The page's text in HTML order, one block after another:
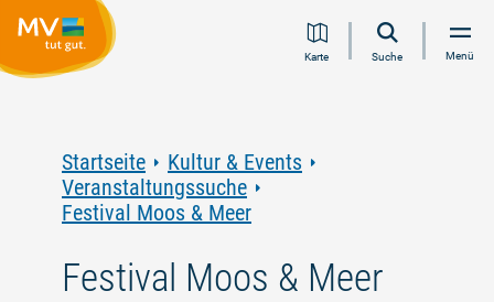
Inhalt
Navigation
Volltextsuche
FooterKarte Suche Menü
Startseite
Kultur & Events
Veranstaltungssuche
Festival Moos & Meer
Festival Moos & Meer